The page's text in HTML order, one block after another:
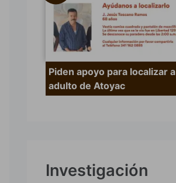
Piden apoyo para localizar a
adulto de Atoyac
Investigación